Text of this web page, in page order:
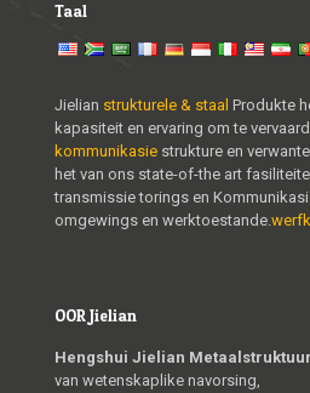
Taal
Jielian strukturele & staal Produkte
kapasiteit en ervaring om te
kommunikasie strukture en
het van ons state-of-the art
transmissie torings en
omgewings en werktoestande.
OOR Jielian
Hengshui Jielian Metaalstruktuur
van wetenskaplike navorsing,